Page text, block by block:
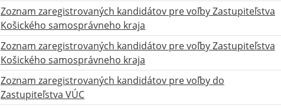
Zoznam zaregistrovaných kandidátov pre voľby Zastupiteľstva
Košického samosprávneho kraja
Zoznam zaregistrovaných kandidátov pre voľby Zastupiteľstva
Košického samosprávneho kraja
Zoznam zaregistrovaných kandidátov pre voľby do
Zastupiteľstva VÚC